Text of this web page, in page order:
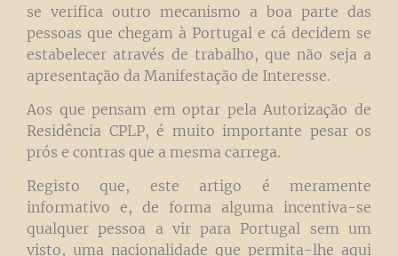
se verifica outro mecanismo a boa parte das
pessoas que chegam à Portugal e cá decidem se
estabelecer através de trabalho, que não seja a
apresentação da Manifestação de Interesse.
Aos que pensam em optar pela Autorização de
Residência CPLP, é muito importante pesar os
prós e contras que a mesma carrega.
Registo que, este artigo é meramente
informativo e, de forma alguma incentiva-se
qualquer pessoa a vir para Portugal sem um
visto, uma nacionalidade que permita-lhe aqui